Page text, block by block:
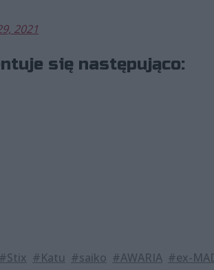
2021
się następująco:
#Stix #Katu #saiko #AWARIA #ex-